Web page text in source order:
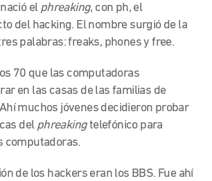
el phreaking, con ph, el
del hacking. El nombre surgió de la
palabras: freaks, phones y free.
70 que las computadoras
en las casas de las familias de
muchos jóvenes decidieron probar
del phreakingtelefónico para
computadoras.
de los hackers eran los BBS. Fue ahí